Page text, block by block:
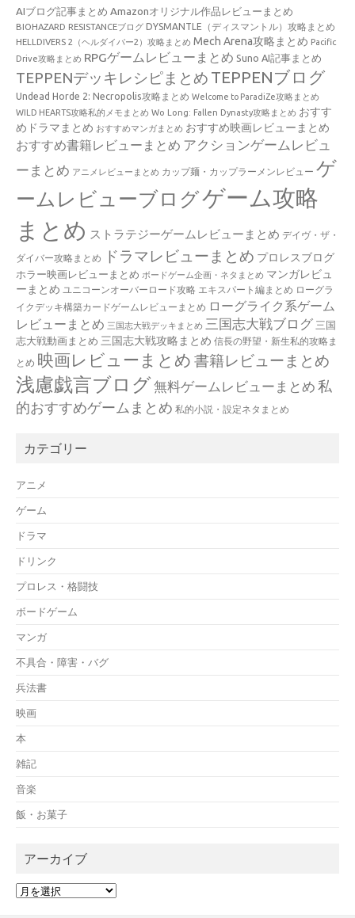
AIブログ記事まとめ Amazonオリジナル作品レビューまとめ
BIOHAZARD RESISTANCEブログ DYSMANTLE（ディスマントル）攻略まとめ
HELLDIVERS 2（ヘルダイバー2）攻略まとめ Mech Arena攻略まとめ Pacific
Drive攻略まとめ RPGゲームレビューまとめ Suno AI記事まとめ
TEPPENデッキレシピまとめ TEPPENブログ
Undead Horde 2: Necropolis攻略まとめ Welcome to ParadiZe攻略まとめ
WILD HEARTS攻略私的メモまとめ Wo Long: Fallen Dynasty攻略まとめ おすす
めドラマまとめ おすすめマンガまとめ おすすめ映画レビューまとめ
おすすめ書籍レビューまとめ アクションゲームレビュ
ーまとめ アニメレビューまとめ カップ麺・カップラーメンレビュー ゲ
ームレビューブログゲーム攻略
まとめ ストラテジーゲームレビューまとめ デイヴ・ザ・
ダイバー攻略まとめ ドラマレビューまとめ プロレスブログ
ホラー映画レビューまとめ ボードゲーム企画・ネタまとめ マンガレビュ
ーまとめ ユニコーンオーバーロード攻略 エキスパート編まとめ ローグラ
イクデッキ構築カードゲームレビューまとめ ローグライク系ゲーム
レビューまとめ 三国志大戦デッキまとめ 三国志大戦ブログ 三国
志大戦動画まとめ 三国志大戦攻略まとめ 信長の野望・新生私的攻略ま
とめ 映画レビューまとめ 書籍レビューまとめ
浅慮戯言ブログ無料ゲームレビューまとめ 私
的おすすめゲームまとめ 私的小説・設定ネタまとめ
カテゴリー
アニメ
ゲーム
ドラマ
ドリンク
プロレス・格闘技
ボードゲーム
マンガ
不具合・障害・バグ
兵法書
映画
本
雑記
音楽
飯・お菓子
アーカイブ
ア